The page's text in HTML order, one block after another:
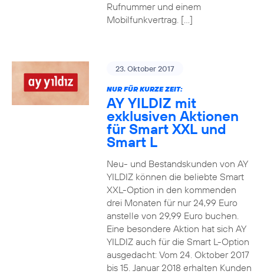
Rufnummer und einem
Mobilfunkvertrag. […]
23. Oktober 2017
NUR FÜR KURZE ZEIT:
AY YILDIZ mit
exklusiven Aktionen
für Smart XXL und
Smart L
Neu- und Bestandskunden von AY
YILDIZ können die beliebte Smart
XXL-Option in den kommenden
drei Monaten für nur 24,99 Euro
anstelle von 29,99 Euro buchen.
Eine besondere Aktion hat sich AY
YILDIZ auch für die Smart L-Option
ausgedacht: Vom 24. Oktober 2017
bis 15. Januar 2018 erhalten Kunden